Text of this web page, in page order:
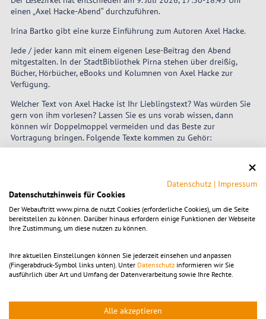
einen „Axel Hacke-Abend“ durchzuführen.
Irina Bartko gibt eine kurze Einführung zum Autoren Axel Hacke.
Jede / jeder kann mit einem eigenen Lese-Beitrag den Abend
mitgestalten. In der StadtBibliothek Pirna stehen über dreißig,
Bücher, Hörbücher, eBooks und Kolumnen von Axel Hacke zur
Verfügung.
Welcher Text von Axel Hacke ist Ihr Lieblingstext? Was würden Sie
gern von ihm vorlesen? Lassen Sie es uns vorab wissen, dann
können wir Doppelmoppel vermeiden und das Beste zur
Vortragung bringen. Folgende Texte kommen zu Gehör:
„Das Beste aus meinem Leben“ (liest vor: Edith Haase)
„Im Bann des Eichelhechts“ (liest vor: Ulrike Gemballa)
„Ein Haus für viele Sommer“ (liest vor: Gudrun Stabenow)
Datenschutz | Impressum
Datenschutzhinweis für Cookies
Der Webauftritt www.pirna.de nutzt Cookies (erforderliche Cookies), um die Seite
bereitstellen zu können. Darüber hinaus erfordern einige Funktionen der Webseite
Ihre Zustimmung, um diese nutzen zu können.
Ihre aktuellen Einstellungen können Sie jederzeit einsehen und anpassen
(Fingerabdruck-Symbol links unten). Unter Datenschutz informieren wir Sie
ausführlich über Art und Umfang der Datenverarbeitung sowie Ihre Rechte.
Alle akzeptieren